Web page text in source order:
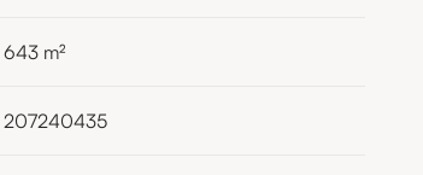
643 m²
207240435